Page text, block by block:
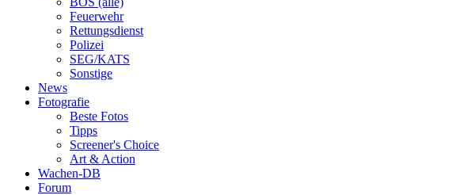
Feuerwehr
Rettungsdienst
Polizei
SEG/KATS
Sonstige
News
Fotografie
Beste Fotos
Tipps
Screener's Choice
Art & Action
Wachen-DB
Forum